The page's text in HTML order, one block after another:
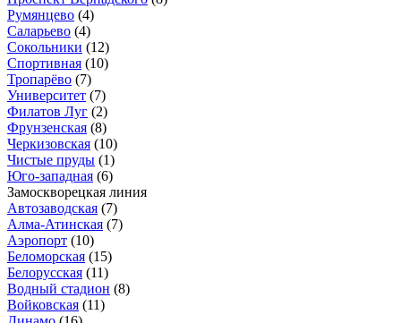
Румянцево (4)
Саларьево (4)
Сокольники (12)
Спортивная (10)
Тропарёво (7)
Университет (7)
Филатов Луг (2)
Фрунзенская (8)
Черкизовская (10)
Чистые пруды (1)
Юго-западная (6)
Замоскворецкая линия
Автозаводская (7)
Алма-Атинская (7)
Аэропорт (10)
Беломорская (15)
Белорусская (11)
Водный стадион (8)
Войковская (11)